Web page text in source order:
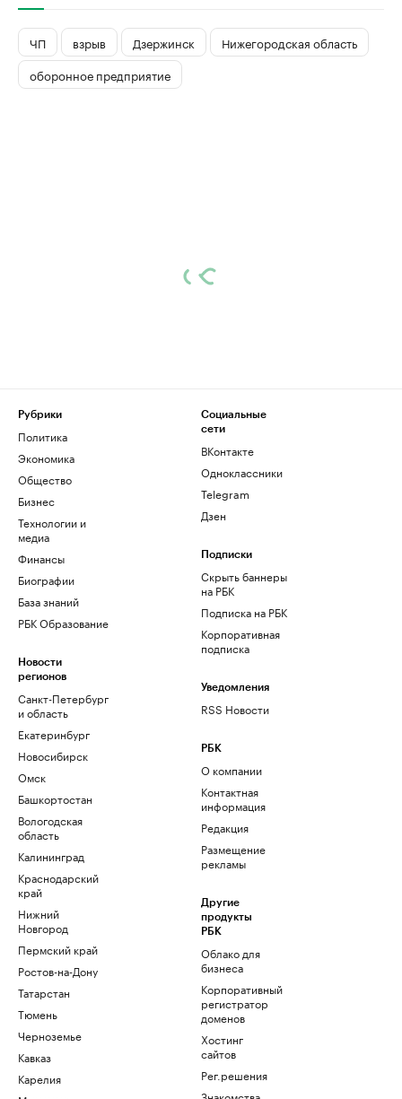
ЧП взрыв Дзержинск
Нижегородская область
оборонное предприятие
Рубрики
Политика
Экономика
Общество
Бизнес
Технологии и
медиа
Финансы
Биографии
База знаний
РБК Образование
Новости
регионов
Санкт-Петербург
и область
Екатеринбург
Новосибирск
Омск
Башкортостан
Вологодская
область
Калининград
Краснодарский
край
Нижний
Новгород
Пермский край
Ростов-на-Дону
Татарстан
Тюмень
Черноземье
Кавказ
Карелия
Социальные
сети
ВКонтакте
Одноклассники
Telegram
Дзен
Подписки
Скрыть баннеры
на РБК
Подписка на РБК
Корпоративная
подписка
Уведомления
RSS Новости
РБК
О компании
Контактная
информация
Редакция
Размещение
рекламы
Другие
продукты
РБК
Облако для
бизнеса
Корпоративный
регистратор
доменов
Хостинг
сайтов
Рег.решения